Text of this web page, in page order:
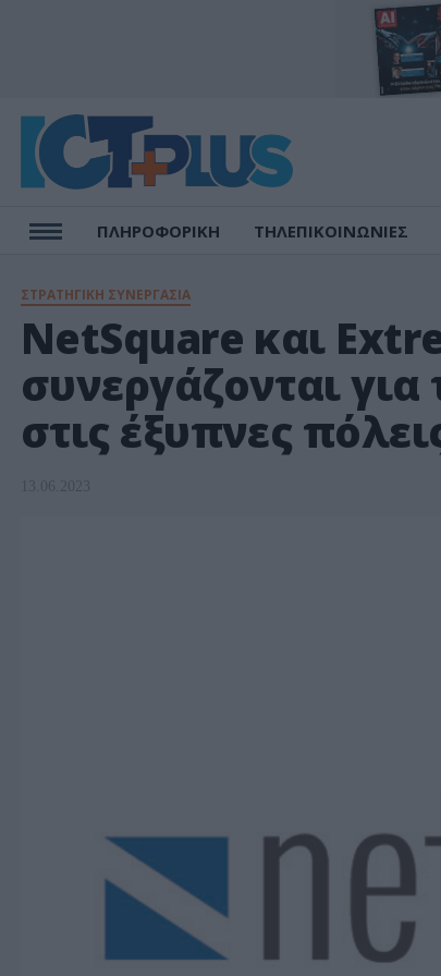
ΠΛΗΡΟΦΟΡΙΚΗ ΤΗΛΕΠΙΚΟΙΝΩΝΙΕΣ
ΣΤΡΑΤΗΓΙΚΗ ΣΥΝΕΡΓΑΣΙΑ
NetSquare και
συνεργάζονται για
στις έξυπνες
13.06.2023